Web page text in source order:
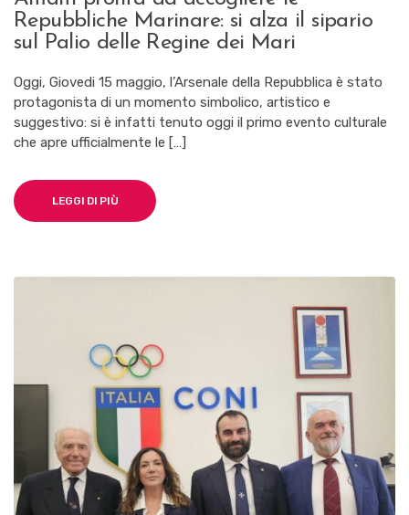
PRONTA
AD
ACCOGLIERE
LE
MARINARE:
SI
ALZA
Repubbliche Marinare: si alza il sipario
sul Palio delle Regine dei Mari
Oggi, Giovedi 15 maggio, l’Arsenale della Repubblica è stato
protagonista di un momento simbolico, artistico e
suggestivo: si è infatti tenuto oggi il primo evento culturale
che apre ufficialmente le […]
LEGGI DI PIÙ